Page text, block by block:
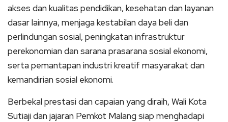
akses dan kualitas pendidikan, kesehatan dan layanan
dasar lainnya, menjaga kestabilan daya beli dan
perlindungan sosial, peningkatan infrastruktur
perekonomian dan sarana prasarana sosial ekonomi,
serta pemantapan industri kreatif masyarakat dan
kemandirian sosial ekonomi.
Berbekal prestasi dan capaian yang diraih, Wali Kota
Sutiaji dan jajaran Pemkot Malang siap menghadapi